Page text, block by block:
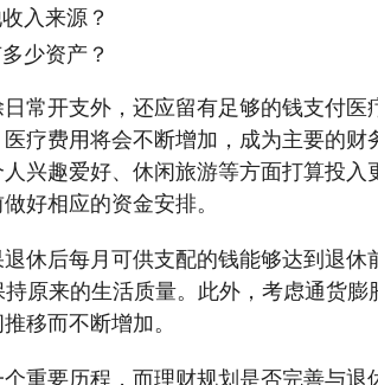
入来源？
少资产？
常开支外，还应留有足够的钱支付医
疗费用将会不断增加，成为主要的财
兴趣爱好、休闲旅游等方面打算投入
好相应的资金安排。
休后每月可供支配的钱能够达到退休
原来的生活质量。此外，考虑通货膨
移而不断增加。
重要历程，而理财规划是否完善与退